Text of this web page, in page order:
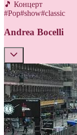
🎵 Концерт
#Pop#show#classic
Andrea Bocelli